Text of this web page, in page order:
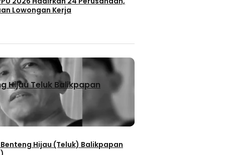
Lowongan Kerja
Hijau Teluk Balikpapan
Hijau (Teluk) Balikpapan